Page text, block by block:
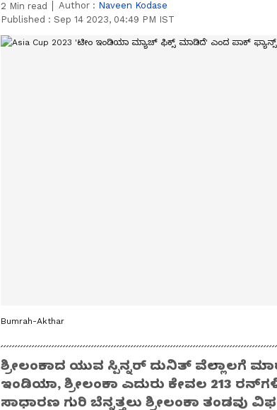
2 Min read Author : Naveen Kodase
Published : Sep 14 2023, 04:49 PM IST
Bumrah-Akthar
ಶ್ರೀಲಂಕಾದ ಯುವ ಸ್ಪಿನ್ನರ್ ದುನಿತ್ ವೆಲ್ಲಾಲಗೆ
ಇಂಡಿಯಾ, ಶ್ರೀಲಂಕಾ ಎದುರು ಕೇವಲ 213
ಸಾಧಾರಣ ಗುರಿ ಬೆನ್ನತ್ತಲು ಶ್ರೀಲಂಕಾ ತಂಡವು